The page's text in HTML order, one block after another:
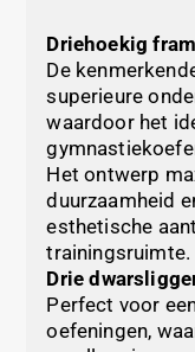
Driehoekig
De
superieure
waardoor het
Het ontwerp
duurzaamheid
esthetische
trainingsruimte.
Drie
Perfect voor
oefeningen,